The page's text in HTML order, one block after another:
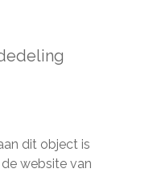
dit object is
website van